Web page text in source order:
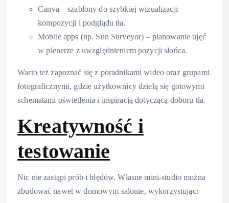
Canva – szablony do szybkiej wizualizacji
kompozycji i podglądu tła.
Mobile apps (np. Sun Surveyor) – planowanie ujęć
w plenerze z uwzględnieniem pozycji słońca.
Warto też zapoznać się z poradnikami wideo oraz grupami
fotograficznymi, gdzie użytkownicy dzielą się gotowymi
schematami oświetlenia i inspiracją dotyczącą doboru tła.
Kreatywność i
testowanie
Nic nie zastąpi prób i błędów. Własne mini-studio można
zbudować nawet w domowym salonie, wykorzystując: